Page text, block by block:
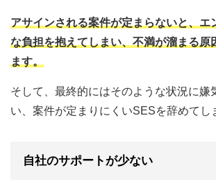
アサインされる案件が定まらないと、エ
な負担を抱えてしまい、不満が溜まる原
ます。
そして、最終的にはそのような状況に嫌
い、案件が定まりにくいSESを辞めてし
自社のサポートが少ない